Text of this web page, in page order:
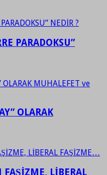
PARADOKSU”
OLARAK
LİBERAL